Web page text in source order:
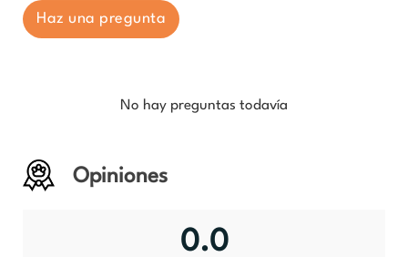
Haz una pregunta
No hay preguntas todavía
Opiniones
0.0